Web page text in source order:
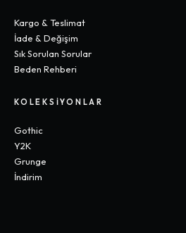
Kargo & Teslimat
İade & Değişim
Sık Sorulan Sorular
Beden Rehberi
KOLEKSIYONLAR
Gothic
Y2K
Grunge
İndirim